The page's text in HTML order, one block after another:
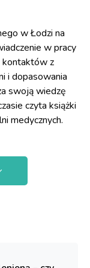
w Łodzi na
w pracy
kontaktów z
i dopasowania
swoją wiedzę
czyta książki
medycznych.